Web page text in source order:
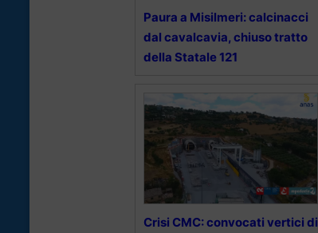
Paura a Misilmeri: calcinacci
dal cavalcavia, chiuso tratto
della Statale 121
Crisi CMC: convocati vertici di